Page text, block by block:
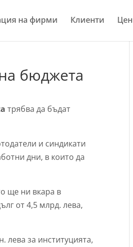
на фирми Клиенти
бюджета
трябва да бъдат
и синдикати
дни, в които да
ще ни вкара в
от 4,5 млрд. лева,
лева за институцията,